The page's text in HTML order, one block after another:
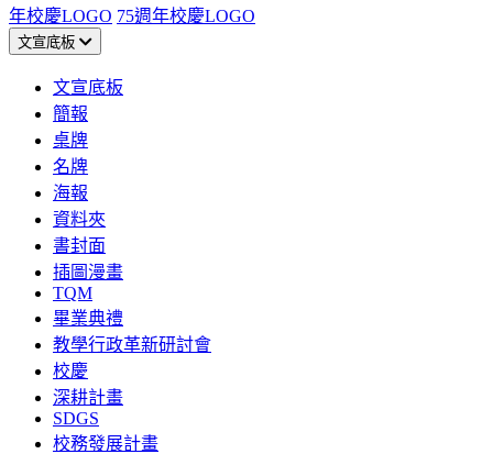
年校慶LOGO 75週年校慶LOGO
文宣底板
文宣底板
簡報
桌牌
名牌
海報
資料夾
書封面
插圖漫畫
TQM
畢業典禮
教學行政革新研討會
校慶
深耕計畫
SDGS
校務發展計畫